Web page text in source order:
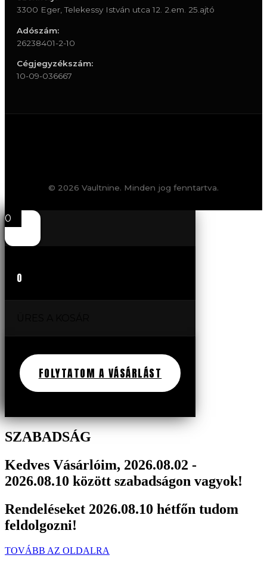
3300 Eger, Telekessy István utca 12. 2.em. 25.ajtó
Adószám:
26238401-2-10
Cégjegyzékszám:
10-09-036667
© 2026 Vaultnine. Minden jog fenntartva.
0
0
FOLYTATOM A VÁSÁRLÁST
SZABADSÁG
Kedves Vásárlóim, 2026.08.02 -
2026.08.10 között szabadságon vagyok!
Rendeléseket 2026.08.10 hétfőn tudom
feldolgozni!
TOVÁBB AZ OLDALRA